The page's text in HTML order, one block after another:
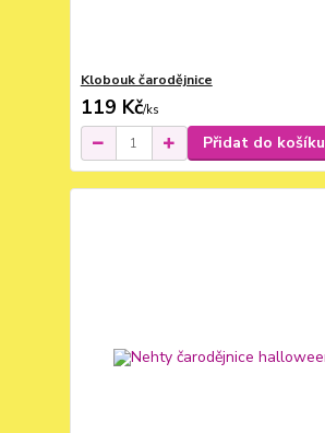
Klobouk čarodějnice
119 Kč/ks
Přidat do košíku